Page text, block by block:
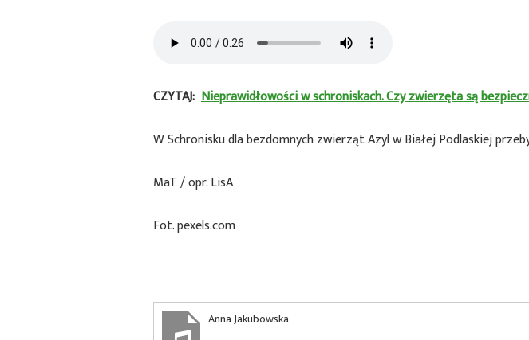
CZYTAJ: Nieprawidłowości w schroniskach. Czy zwierzęta są
W Schronisku dla bezdomnych zwierząt Azyl w Białej Podlaskiej
MaT / opr. LisA
Fot. pexels.com
Anna Jakubowska